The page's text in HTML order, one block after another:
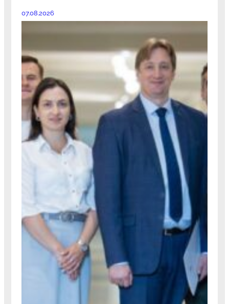
07.08.2026